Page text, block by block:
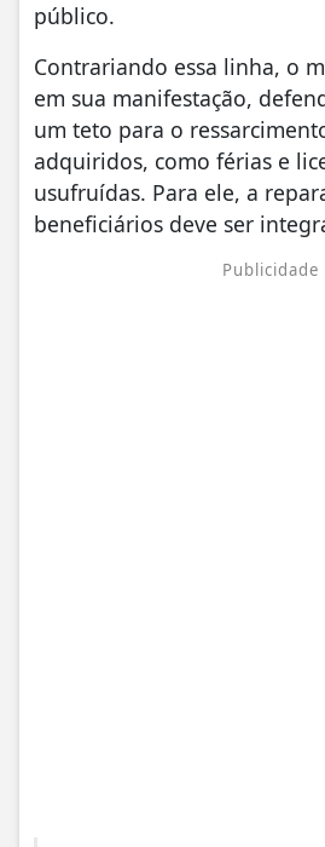
público.
Contrariando essa linha, o
em sua manifestação,
um teto para o
adquiridos, como férias e
usufruídas. Para ele, a
beneficiários deve ser
Publicidade